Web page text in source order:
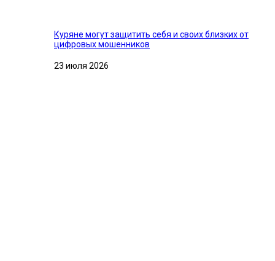
Куряне могут защитить себя и своих близких от
цифровых мошенников
23 июля 2026